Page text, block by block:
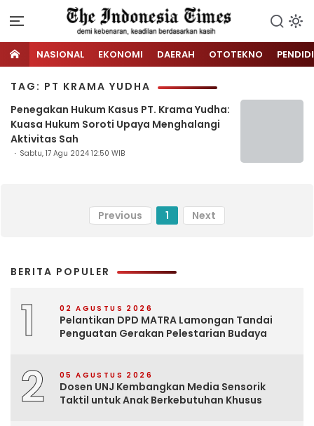
NASIONAL EKONOMI DAERAH OTOTEKNO
TAG: PT KRAMA YUDHA
Penegakan Hukum Kasus PT. Krama Yudha:
Kuasa Hukum Soroti Upaya Menghalangi
Aktivitas Sah
Sabtu, 17 Agu 2024 12:50 WIB
Previous 1 Next
BERITA POPULER
1 02 AGUSTUS 2026
Pelantikan DPD MATRA Lamongan Tandai
Penguatan Gerakan Pelestarian Budaya
2 05 AGUSTUS 2026
Dosen UNJ Kembangkan Media Sensorik
Taktil untuk Anak Berkebutuhan Khusus